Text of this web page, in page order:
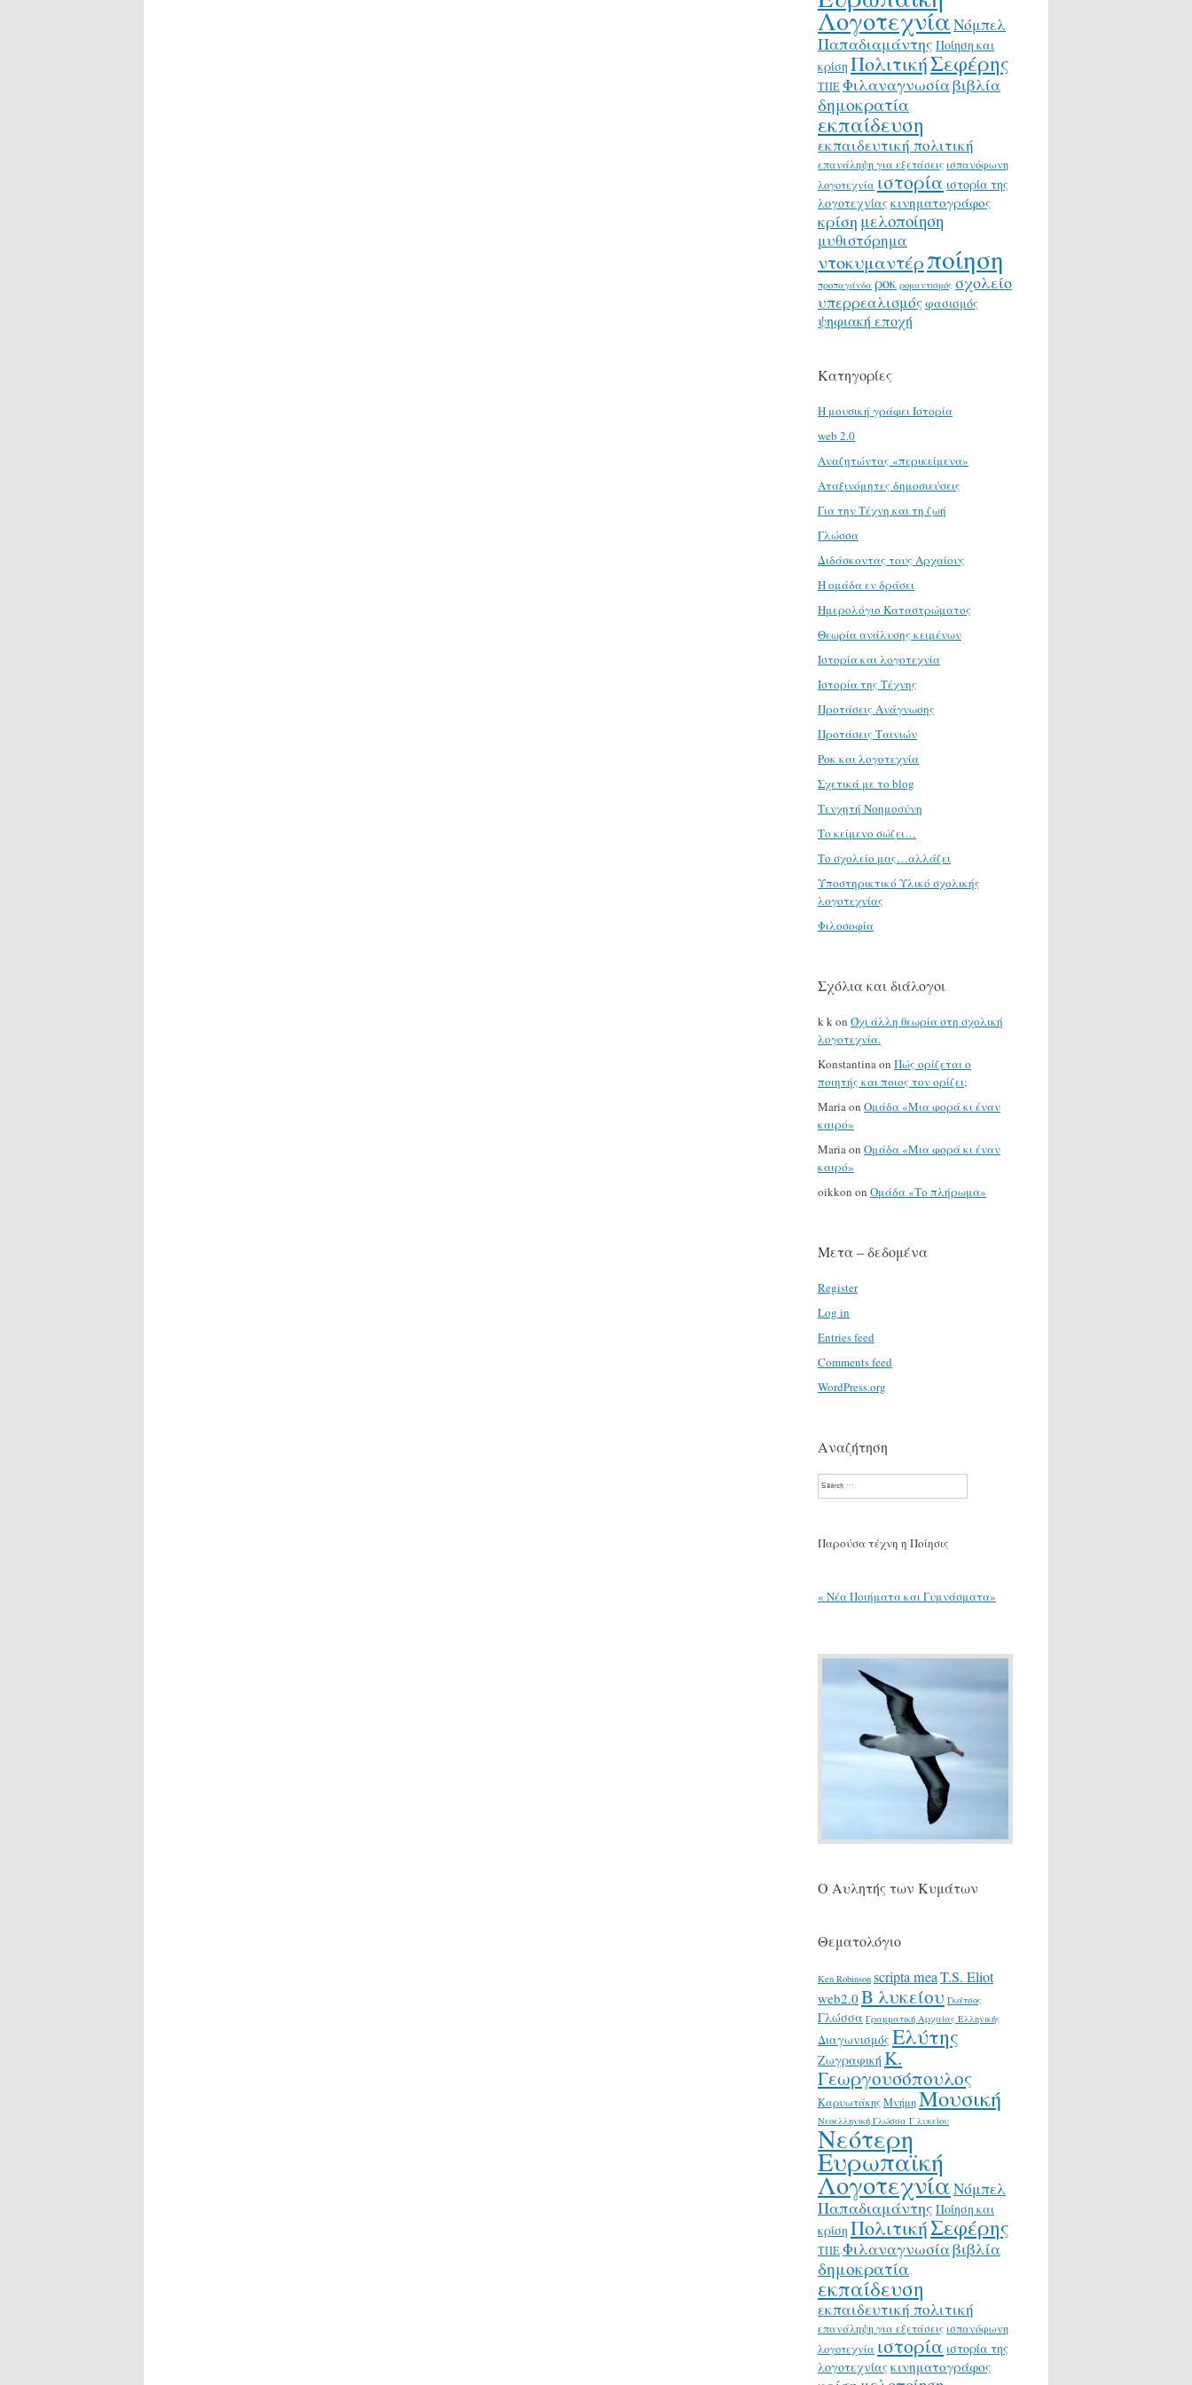
ΛογοτεχνίαΝόμπελ
Παπαδιαμάντης Ποίηση και
κρίση ΠολιτικήΣεφέρης
ΤΠΕΦιλαναγνωσίαβιβλία
δημοκρατία
εκπαίδευση
εκπαιδευτική πολιτική
επανάληψη για εξετάσεις ισπανόφωνη
λογοτεχνία ιστορία ιστορία της
λογοτεχνίαςκινηματογράφος
κρίση μελοποίηση
μυθιστόρημα
ντοκυμαντέρποίηση
προπαγάνδα ροκ ρομαντισμός σχολείο
υπερρεαλισμόςφασισμός
ψηφιακή εποχή
Κατηγορίες
H μουσική γράφει Ιστορία
web 2.0
Αναζητώντας «περικείμενα»
Αταξινόμητες δημοσιεύσεις
Για την Τέχνη και τη ζωή
Γλώσσα
Διδάσκοντας τους Αρχαίους
Η ομάδα εν δράσει
Ημερολόγιο Καταστρώματος
Θεωρία ανάλυσης κειμένων
Ιστορία και λογοτεχνία
Ιστορία της Τέχνης
Προτάσεις Ανάγνωσης
Προτάσεις Ταινιών
Ροκ και λογοτεχνία
Σχετικά με το blog
Τενχητή Νοημοσύνη
Το κείμενο σώζει…
Το σχολείο μας…αλλάζει
Υποστηρικτικό Υλικό σχολικής
λογοτεχνίας
Φιλοσοφία
Σχόλια και διάλογοι
k kon Όχι άλλη θεωρία στη σχολική
λογοτεχνία.
Konstantinaon Πώς ορίζεται ο
ποιητής και ποιος τον ορίζει;
Mariaon Ομάδα «Μια φορά κι έναν
καιρό»
Mariaon Ομάδα «Μια φορά κι έναν
καιρό»
oikkon on Ομάδα «Το πλήρωμα»
Μετα – δεδομένα
Register
Log in
Entries feed
Comments feed
WordPress.org
Αναζήτηση
Search
Παρούσα τέχνη η Ποίησις
« Νέα Ποιήματα και Γυμνάσματα»
Ο Αυλητής των Κυμάτων
Θεματολόγιο
Ken Robinson scripta meaT.S. Eliot
web2.0 Β λυκείου Γκάτσος
Γλώσσα Γραμματική Αρχαίας Ελληνικής
ΔιαγωνισμόςΕλύτης
Ζωγραφική Κ.
Γεωργουσόπουλος
ΚαρυωτάκηςΜνήμηΜουσική
Νεοελληνική Γλώσσα Γ λυκείου
Νεότερη
Ευρωπαϊκή
ΛογοτεχνίαΝόμπελ
Παπαδιαμάντης Ποίηση και
κρίση ΠολιτικήΣεφέρης
ΤΠΕΦιλαναγνωσίαβιβλία
δημοκρατία
εκπαίδευση
εκπαιδευτική πολιτική
επανάληψη για εξετάσεις ισπανόφωνη
λογοτεχνία ιστορία ιστορία της
λογοτεχνίαςκινηματογράφος